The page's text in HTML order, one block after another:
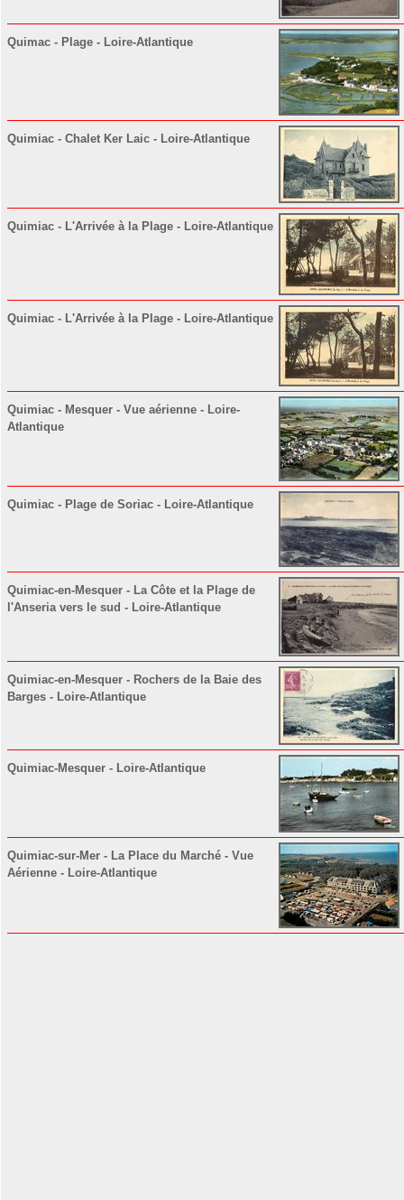
Quimac - Plage - Loire-Atlantique
Quimiac - Chalet Ker Laic - Loire-Atlantique
Quimiac - L'Arrivée à la Plage - Loire-Atlantique
Quimiac - L'Arrivée à la Plage - Loire-Atlantique
Quimiac - Mesquer - Vue aérienne - Loire-
Atlantique
Quimiac - Plage de Soriac - Loire-Atlantique
Quimiac-en-Mesquer - La Côte et la Plage de
l'Anseria vers le sud - Loire-Atlantique
Quimiac-en-Mesquer - Rochers de la Baie des
Barges - Loire-Atlantique
Quimiac-Mesquer - Loire-Atlantique
Quimiac-sur-Mer - La Place du Marché - Vue
Aérienne - Loire-Atlantique